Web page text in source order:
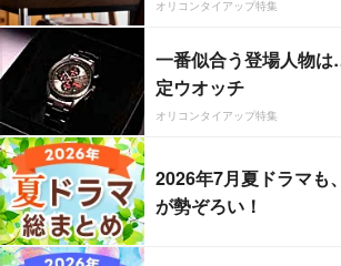
オリコンタイアップ特集
一番似合う登場人物
定ウオッチ
オリコンタイアップ特集
2026年7月夏ドラマも
が勢ぞろい！